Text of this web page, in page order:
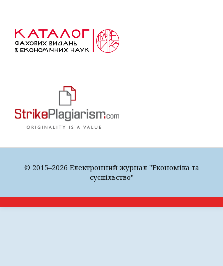
© 2015–2026 Електронний журнал "Економіка та
суспільство"